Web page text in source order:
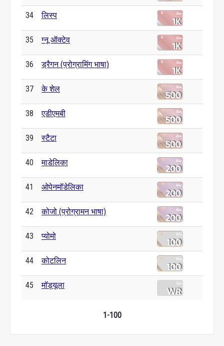
34 लिस्प
35 ग्नू ऑक्टेव
36 ड्रैगन (प्रोग्रामिंग भाषा)
37 के शेल
38 एडीएमबी
39 स्टैटा
40 माडेलिका
41 ओपेनमॉडेलिका
42 कोजो (प्रोग्रामन भाषा)
43 प्योमो
44 कोटलिन
45 मॉड्यूला
1-100